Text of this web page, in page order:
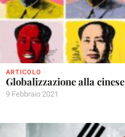
ARTICOLO
Globalizzazione alla cinese
9 Febbraio 2021